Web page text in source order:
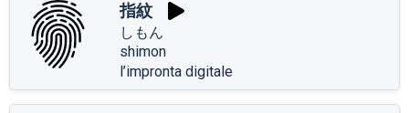
指紋
しもん
shimon
l’impronta digitale